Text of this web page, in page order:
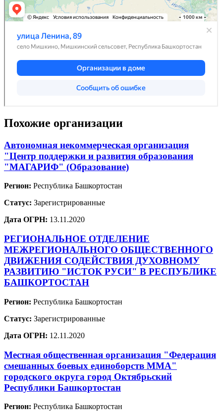
Похожие организации
Автономная некоммерческая организация
"Центр поддержки и развития образования
"МАГАРИФ" (Образование)
Регион: Республика Башкортостан
Статус: Зарегистрированные
Дата ОГРН: 13.11.2020
РЕГИОНАЛЬНОЕ ОТДЕЛЕНИЕ
МЕЖРЕГИОНАЛЬНОГО ОБЩЕСТВЕННОГО
ДВИЖЕНИЯ СОДЕЙСТВИЯ ДУХОВНОМУ
РАЗВИТИЮ "ИСТОК РУСИ" В РЕСПУБЛИКЕ
БАШКОРТОСТАН
Регион: Республика Башкортостан
Статус: Зарегистрированные
Дата ОГРН: 12.11.2020
Местная общественная организация "Федерация
смешанных боевых единоборств ММА"
городского округа город Октябрьский
Республики Башкортостан
Регион: Республика Башкортостан